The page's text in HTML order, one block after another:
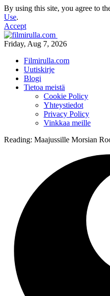
By using this site, you agree to
Use.
Accept
Friday, Aug 7, 2026
Filmirulla.com
Uutiskirje
Blogi
Tietoa meistä
Cookie Policy
Yhteystiedot
Privacy Policy
Vinkkaa meille
Reading: Maajussille Morsian